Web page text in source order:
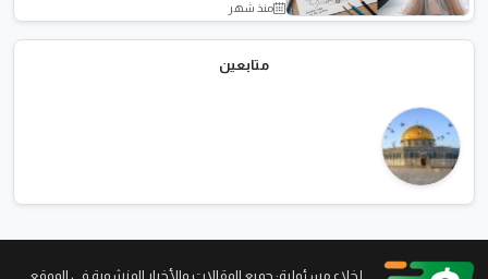
متابعين
الأناقة والموضة
منذ شهر
...إخلاء مسئولية: جميع المقالات والأخبار المنشورة في الموقع